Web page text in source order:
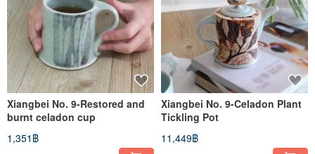
Xiangbei No. 9-Restored and
burnt celadon cup
1,351฿
Xiangbei No. 9-Celadon Plant
Tickling Pot
11,449฿